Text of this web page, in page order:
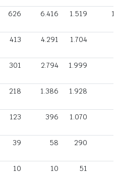
626 6.416 1.519
413 4.291 1.704
301 2.794 1.999
218 1.386 1.928
123 396 1.070
39 58 290
10 10 51